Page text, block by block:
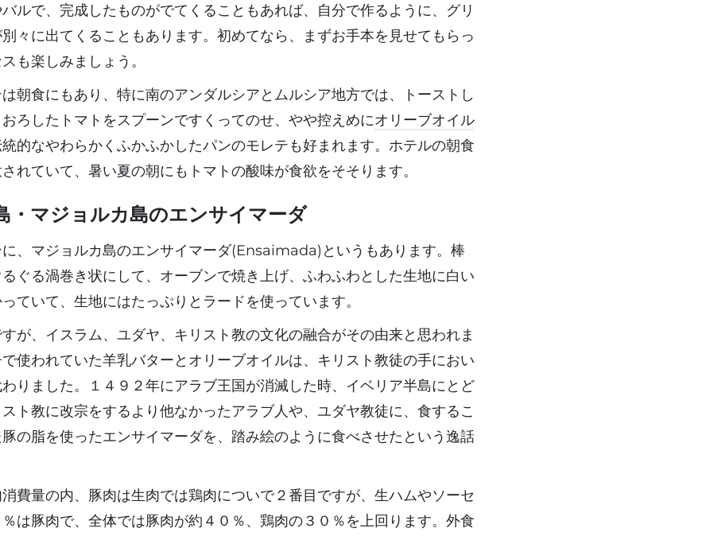
ルで、完成したものがでてくることもあれば、自分で作るように、グリ
々に出てくることもあります。初めてなら、まずお手本を見せてもらっ
も楽しみましょう。
朝食にもあり、特に南のアンダルシアとムルシア地方では、トーストし
ろしたトマトをスプーンですくってのせ、やや控えめにオリーブオイル
的なやわらかくふかふかしたパンのモレテも好まれます。ホテルの朝食
れていて、暑い夏の朝にもトマトの酸味が食欲をそそります。
・マジョルカ島のエンサイマーダ
、マジョルカ島のエンサイマーダ(Ensaimada)というもあります。棒
ぐる渦巻き状にして、オーブンで焼き上げ、ふわふわとした生地に白い
ていて、生地にはたっぷりとラードを使っています。
が、イスラム、ユダヤ、キリスト教の文化の融合がその由来と思われま
使われていた羊乳バターとオリーブオイルは、キリスト教徒の手におい
りました。１４９２年にアラブ王国が消滅した時、イベリア半島にとど
ト教に改宗をするより他なかったアラブ人や、ユダヤ教徒に、食するこ
の脂を使ったエンサイマーダを、踏み絵のように食べさせたという逸話
費量の内、豚肉は生肉では鶏肉についで２番目ですが、生ハムやソーセ
は豚肉で、全体では豚肉が約４０％、鶏肉の３０％を上回ります。外食